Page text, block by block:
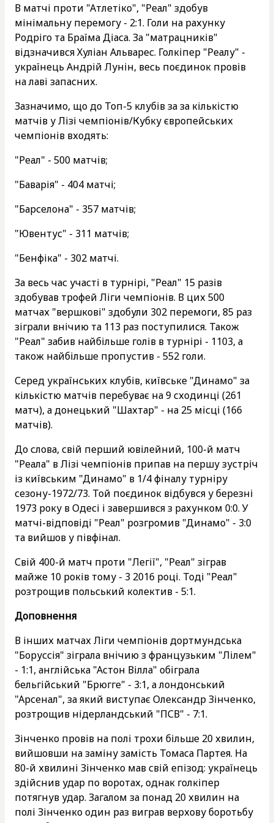
В матчі проти "Атлетіко", "Реал" здобув
мінімальну перемогу - 2:1. Голи на рахунку
Родріго та Браїма Діаса. За "матрацників"
відзначився Хуліан Альварес. Голкіпер "Реалу" -
українець Андрій Лунін, весь поєдинок провів
на лаві запасних.
Зазначимо, що до Топ-5 клубів за за кількістю
матчів у Лізі чемпіонів/Кубку європейських
чемпіонів входять:
"Реал" - 500 матчів;
"Баварія" - 404 матчі;
"Барселона" - 357 матчів;
"Ювентус" - 311 матчів;
"Бенфіка" - 302 матчі.
За весь час участі в турнірі, "Реал" 15 разів
здобував трофей Ліги чемпіонів. В цих 500
матчах "вершкові" здобули 302 перемоги, 85 раз
зіграли внічию та 113 раз поступилися. Також
"Реал" забив найбільше голів в турнірі - 1103, а
також найбільше пропустив - 552 голи.
Серед українських клубів, київське "Динамо" за
кількістю матчів перебуває на 9 сходинці (261
матч), а донецький "Шахтар" - на 25 місці (166
матчів).
До слова, свій перший ювілейний, 100-й матч
"Реала" в Лізі чемпіонів припав на першу зустріч
із київським "Динамо" в 1/4 фіналу турніру
сезону-1972/73. Той поєдинок відбувся у березні
1973 року в Одесі і завершився з рахунком 0:0. У
матчі-відповіді "Реал" розгромив "Динамо" - 3:0
та вийшов у півфінал.
Свій 400-й матч проти "Легії", "Реал" зіграв
майже 10 років тому - 3 2016 році. Тоді "Реал"
розтрощив польський колектив - 5:1.
Доповнення
В інших матчах Ліги чемпіонів дортмундська
"Боруссія" зіграла внічию з французьким "Лілем"
- 1:1, англійська "Астон Вілла" обіграла
бельгійський "Брюгге" - 3:1, а лондонський
"Арсенал", за який виступає Олександр Зінченко,
розтрощив нідерландський "ПСВ" - 7:1.
Зінченко провів на полі трохи більше 20 хвилин,
вийшовши на заміну замість Томаса Партея. На
80-й хвилині Зінченко мав свій епізод: українець
здійснив удар по воротах, однак голкіпер
потягнув удар. Загалом за понад 20 хвилин на
полі Зінченко один раз виграв верхову боротьбу